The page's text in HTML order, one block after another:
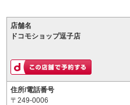
店舗名
ドコモショップ逗子店
住所/電話番号
〒249-0006